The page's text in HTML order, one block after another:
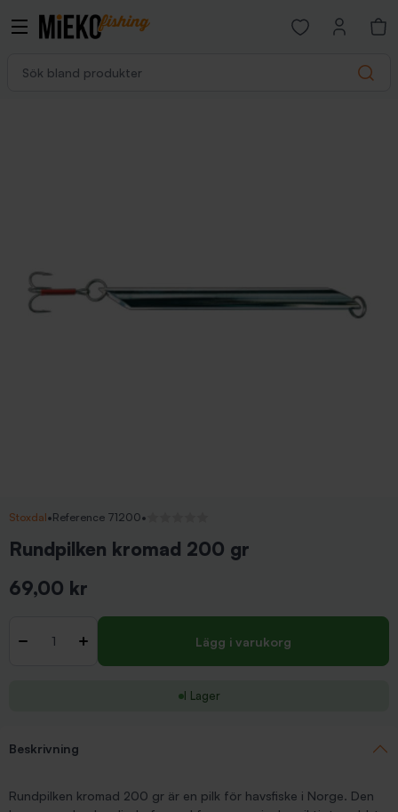
Search
Open favorites
Stoxdal•Reference 71200•
Rundpilken kromad 200 gr
69,00 kr
- + Lägg i varukorg
I Lager
Beskrivning
Rundpilken kromad 200 gr är en pilk för havsfiske i Norge. Den